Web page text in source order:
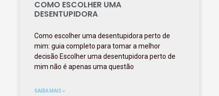
COMO ESCOLHER UMA
DESENTUPIDORA
Como escolher uma desentupidora perto de
mim: guia completo para tomar a melhor
decisão Escolher uma desentupidora perto de
mim não é apenas uma questão
SAIBA MAIS »